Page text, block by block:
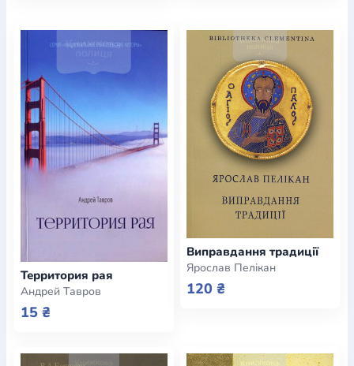
За додатковою інформацією дзвоніть за номером:
(097) 880-6379
Ми у Facebook
Территория рая
Андрей Тавров
15 ₴
Виправдання традиції
Ярослав Пелікан
120 ₴